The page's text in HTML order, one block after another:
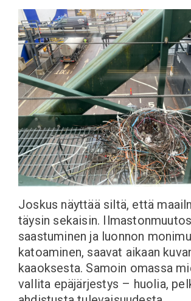
Joskus näyttää siltä, että
täysin sekaisin.
saastuminen ja luonnon
katoaminen, saavat aikaan
kaaoksesta. Samoin omassa
vallita epäjärjestys – huolia,